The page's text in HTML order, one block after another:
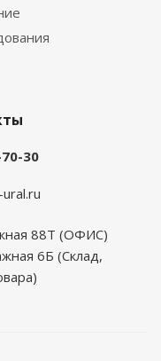
30
88Т (ОФИС)
6Б (Склад,